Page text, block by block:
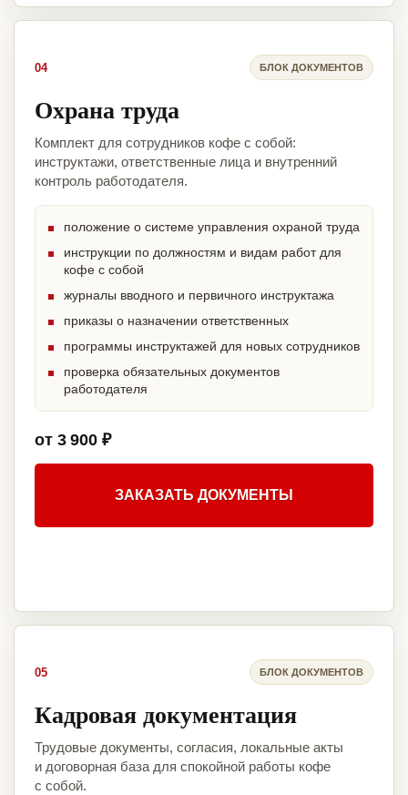
04 БЛОК ДОКУМЕНТОВ
Охрана труда
Комплект для сотрудников кофе с собой:
инструктажи, ответственные лица и внутренний
контроль работодателя.
положение о системе управления охраной труда
инструкции по должностям и видам работ для
кофе с собой
журналы вводного и первичного инструктажа
приказы о назначении ответственных
программы инструктажей для новых сотрудников
проверка обязательных документов
работодателя
от 3 900 ₽
ЗАКАЗАТЬ ДОКУМЕНТЫ
05 БЛОК ДОКУМЕНТОВ
Кадровая документация
Трудовые документы, согласия, локальные акты
и договорная база для спокойной работы кофе
с собой.